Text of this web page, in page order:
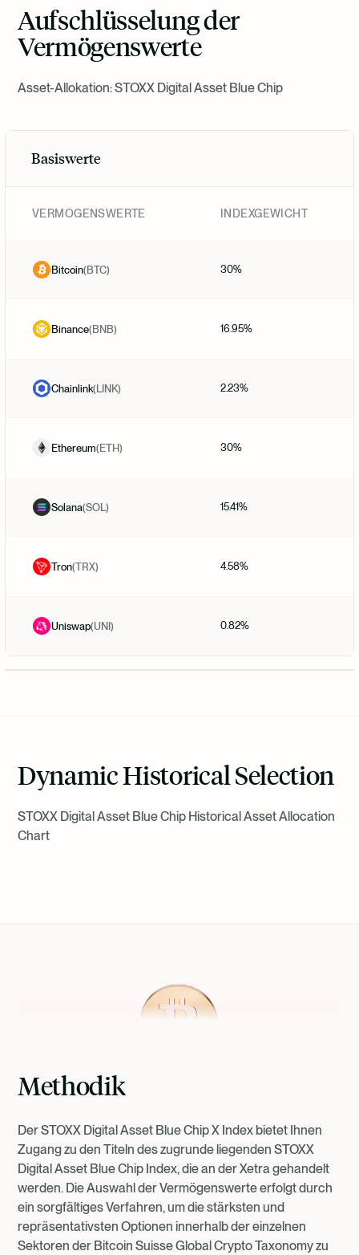
Suomi
Nederlands
Aufschlüsselung der
Vermögenswerte
Asset-Allokation: STOXX Digital Asset Blue Chip
Basiswerte
VERMÖGENSWERTE INDEXGEWICHT
Bitcoin(BTC) 30%
Binance(BNB) 16.95%
Chainlink(LINK) 2.23%
Ethereum(ETH) 30%
Solana(SOL) 15.41%
Tron(TRX) 4.58%
Uniswap(UNI) 0.82%
Dynamic Historical Selection
STOXX Digital Asset Blue Chip Historical Asset Allocation
Chart
Methodik
Der STOXX Digital Asset Blue Chip X Index bietet Ihnen
Zugang zu den Titeln des zugrunde liegenden STOXX
Digital Asset Blue Chip Index, die an der Xetra gehandelt
werden. Die Auswahl der Vermögenswerte erfolgt durch
ein sorgfältiges Verfahren, um die stärksten und
repräsentativsten Optionen innerhalb der einzelnen
Sektoren der Bitcoin Suisse Global Crypto Taxonomy zu